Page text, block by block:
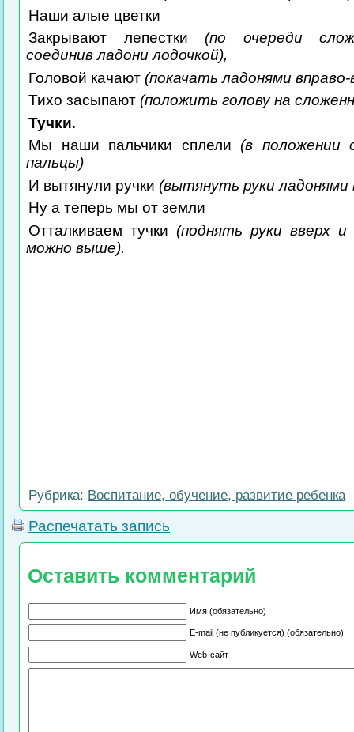
Наши алые цветки
Закрывают лепестки (по очереди
соединив ладони лодочкой),
Головой качают (покачать ладонями вправо-
Тихо засыпают (положить голову на
Тучки.
Мы наши пальчики сплели(в положении
пальцы)
И вытянули ручки (вытянуть руки ладонями
Ну а теперь мы от земли
Отталкиваем тучки (поднять руки вверх
можно выше).
Рубрика: Воспитание, обучение, развитие ребенка
Распечатать запись
Оставить комментарий
Имя (обязательно)
E-mail (не публикуется) (обязательно)
Web-сайт